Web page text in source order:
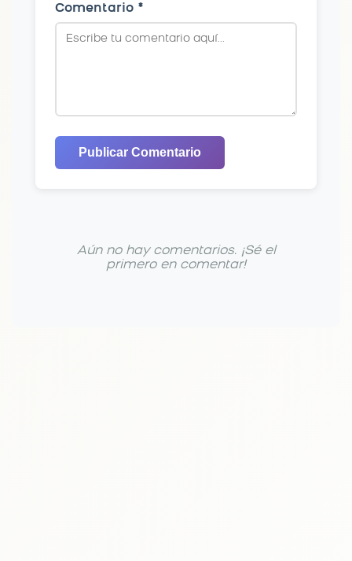
Comentario *
Publicar Comentario
Aún no hay comentarios. ¡Sé el
primero en comentar!